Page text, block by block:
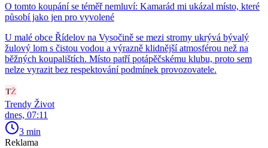
O tomto koupání se téměř nemluví: Kamarád mi ukázal místo, které
působí jako jen pro vyvolené
U malé obce Řídelov na Vysočině se mezi stromy ukrývá bývalý
žulový lom s čistou vodou a výrazně klidnější atmosférou než na
běžných koupalištích. Místo patří potápěčskému klubu, proto sem
nelze vyrazit bez respektování podmínek provozovatele.
Trendy Život
dnes, 07:11
3 min
Reklama